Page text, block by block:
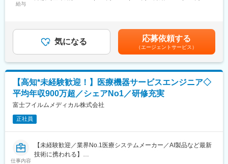
プロモーションに携わり、市場を流通するほぼすべての医薬品に
関与しています
・日本においても業界トップシェアを誇り、常時100以上のPJが
変更の範囲：会社の定める業務
【変更の範囲：会社の定める業務】
支店により薬剤師・医療事務合計10名の店舗での配属予定もあり
ます。
■当社の特徴
高知県内を代表を中心に13店舗開設し、医療サービスを薬局事業
を通して提供しております。
地域住民の皆様とのつながりを大切にする高知家「健康づくり支
援薬局」として、患者様や地域の皆様の健康をサポートしており
ます。
給与
気になる 応募依頼する
（エージェントサービス）
【高知*未経験歓迎！】医療機器サービスエンジニア◇
平均年収900万超／シェアNo1／研修充実
富士フイルムメディカル株式会社
正社員
仕事内容
【未経験歓迎／業界No.1医療システムメーカー／AI製品など最新
技術に携われる】